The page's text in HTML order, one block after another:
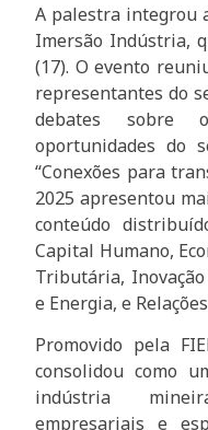
A palestra integrou
Imersão Indústria,
(17). O evento
representantes do
debates sobre
oportunidades do
“Conexões para
2025 apresentou
conteúdo
Capital Humano,
Tributária,
e Energia, e
Promovido pela
consolidou como
indústria
empresariais e